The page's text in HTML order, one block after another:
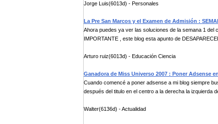
Jorge Luis(6013d) - Personales
La Pre San Marcos y el Examen de Admisión :
Ahora puedes ya ver las soluciones de la semana 1 del
IMPORTANTE , este blog esta apunto de
Arturo ruiz(6013d) - Educación Ciencia
Ganadora de Miss Universo 2007 : Poner Adsense
Cuando comencé a poner adsense a mi blog siempre
después del titulo en el centro a la derecha la izquierda
Walter(6136d) - Actualidad